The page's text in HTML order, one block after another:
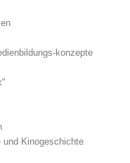
konzepte
Kinogeschichte